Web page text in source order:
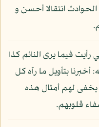
الحوادث انتقالا أحسن و
فيما يرى النائم كذا
أخبرنا بتأويل ما رآه كل
يخفى لهم أمثال هذه
قلوبهم.